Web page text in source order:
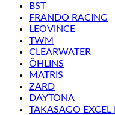
BST
FRANDO RACING
LEOVINCE
TWM
CLEARWATER
ÖHLINS
MATRIS
ZARD
DAYTONA
TAKASAGO EXCEL